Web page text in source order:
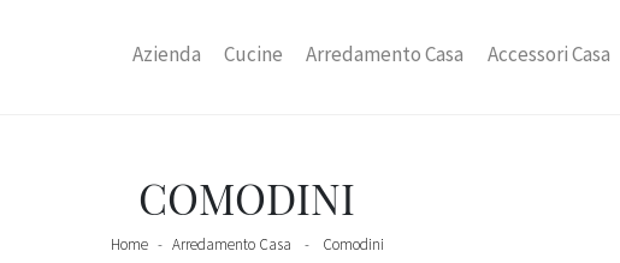
Azienda Cucine Arredamento Casa Accessori Casa
COMODINI
Home - Arredamento Casa - Comodini